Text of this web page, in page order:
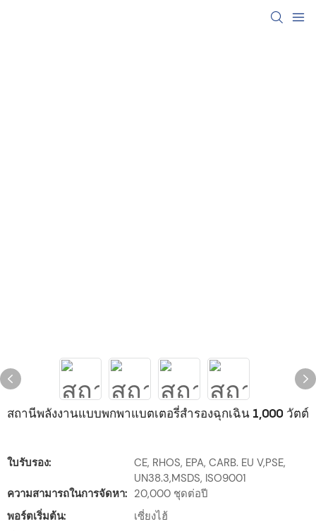
สถานีพลังงานแบบพกพาแบตเตอรี่สำรองฉุกเฉิน 1,000 วัตต์
ใบรับรอง:
CE, RHOS, EPA, CARB. EU V,PSE,
UN38.3,MSDS, ISO9001
ความสามารถในการจัดหา: 20,000 ชุดต่อปี
พอร์ตเริ่มต้น:
เซี่ยงไฮ้